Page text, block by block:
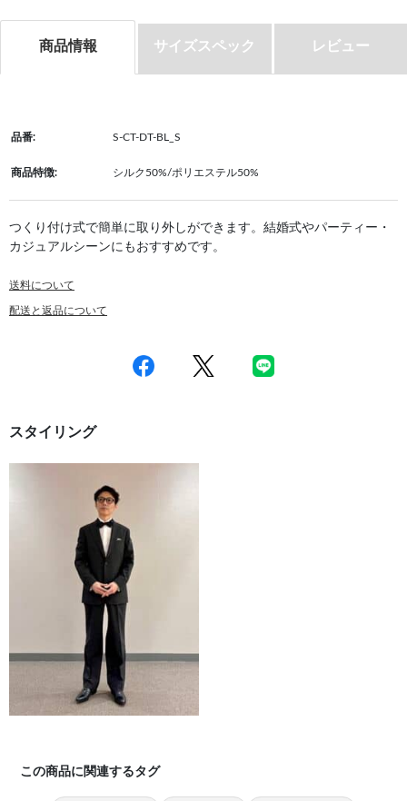
商品情報 サイズスペック レビュー
品番: S-CT-DT-BL_S
商品特徴: シルク50%/ポリエステル50%
つくり付け式で簡単に取り外しができます。結婚式やパーティー・
カジュアルシーンにもおすすめです。
送料について
配送と返品について
スタイリング
この商品に関連するタグ